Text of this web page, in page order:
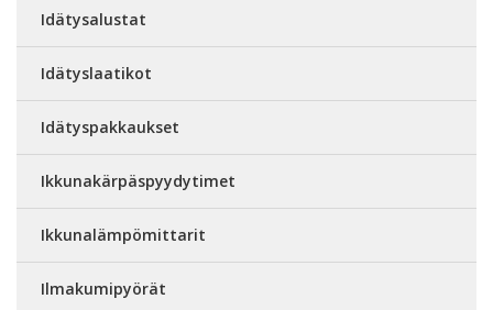
Idätysalustat
Idätyslaatikot
Idätyspakkaukset
Ikkunakärpäspyydytimet
Ikkunalämpömittarit
Ilmakumipyörät